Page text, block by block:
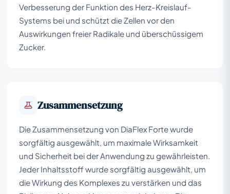
Verbesserung der Funktion des Herz-Kreislauf-
Systems bei und schützt die Zellen vor den
Auswirkungen freier Radikale und überschüssigem
Zucker.
Zusammensetzung
Die Zusammensetzung von DiaFlex Forte wurde
sorgfältig ausgewählt, um maximale Wirksamkeit
und Sicherheit bei der Anwendung zu gewährleisten.
Jeder Inhaltsstoff wurde sorgfältig ausgewählt, um
die Wirkung des Komplexes zu verstärken und das